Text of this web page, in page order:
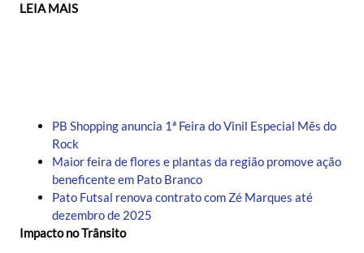
LEIA MAIS
PB Shopping anuncia 1ª Feira do Vinil Especial Mês do
Rock
Maior feira de flores e plantas da região promove ação
beneficente em Pato Branco
Pato Futsal renova contrato com Zé Marques até
dezembro de 2025
Impacto no Trânsito